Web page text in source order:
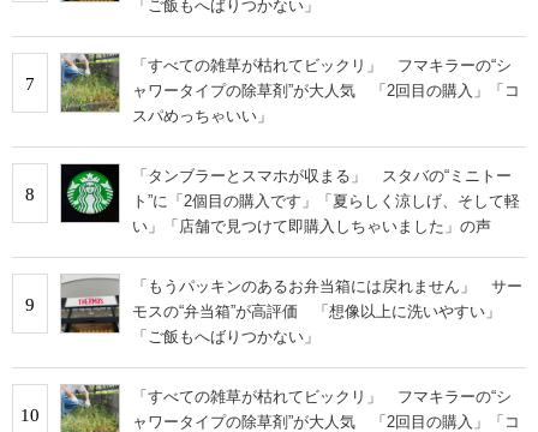
「ご飯もへばりつかない」
7
「すべての雑草が枯れてビックリ」 フマキラーの“シ
ャワータイプの除草剤”が大人気 「2回目の購入」「コ
スパめっちゃいい」
8
「タンブラーとスマホが収まる」 スタバの“ミニトー
ト”に「2個目の購入です」「夏らしく涼しげ、そして軽
い」「店舗で見つけて即購入しちゃいました」の声
9
「もうパッキンのあるお弁当箱には戻れません」 サー
モスの“弁当箱”が高評価 「想像以上に洗いやすい」
「ご飯もへばりつかない」
10
「すべての雑草が枯れてビックリ」 フマキラーの“シ
ャワータイプの除草剤”が大人気 「2回目の購入」「コ